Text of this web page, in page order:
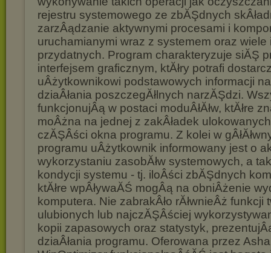
rejestru systemowego ze zbĂŞdnych
zarzÂądzanie aktywnymi procesami i
uruchamianymi wraz z systemem oraz wiele
przydatnych. Program charakteryzuje siĂŞ
interfejsem graficznym, ktĂłry potrafi
uÂżytkownikowi podstawowych informacji
dziaÂłania poszczegĂłlnych narzĂŞdzi.
funkcjonujÂą w postaci moduÂłĂłw, ktĂłre
moÂżna na jednej z zakÂładek
czĂŞÂści okna programu. Z kolei w
programu uÂżytkownik informowany jest o
wykorzystaniu zasobĂłw systemowych, a
kondycji systemu - tj. iloÂści zbĂŞdnych
ktĂłre wpÂływaĂŚ mogÂą na obniÂżenie
komputera. Nie zabrakÂło rĂłwnieÂż funkcji
ulubionych lub najczĂŞÂściej
kopii zapasowych oraz statystyk,
dziaÂłania programu. Oferowana przez